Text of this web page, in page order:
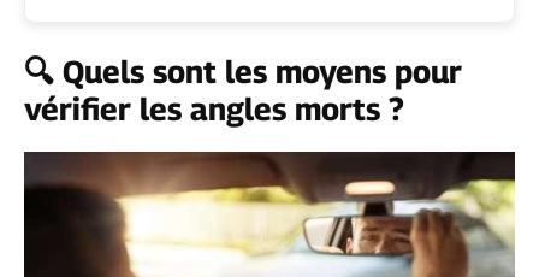
🔍 Quels sont les moyens pour
vérifier les angles morts ?